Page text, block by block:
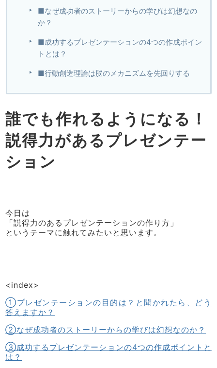
■なぜ成功者のストーリーからの学びは幻想なの
か？
■成功するプレゼンテーションの4つの作成ポイン
トとは？
■行動創造理論は脳のメカニズムを先回りする
誰でも作れるようになる！
説得力があるプレゼンテー
ション
今日は
「説得力のあるプレゼンテーションの作り方」
というテーマに触れてみたいと思います。
<index>
①プレゼンテーションの目的は？と聞かれたら、どう
答えますか？
②なぜ成功者のストーリーからの学びは幻想なのか？
③成功するプレゼンテーションの4つの作成ポイントと
は？